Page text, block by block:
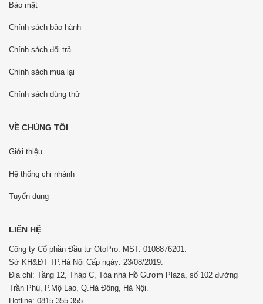
Bảo mật
Chính sách bảo hành
Chính sách đổi trả
Chính sách mua lại
Chính sách dùng thử
VỀ CHÚNG TÔI
Giới thiệu
Hệ thống chi nhánh
Tuyển dụng
LIÊN HỆ
Công ty Cổ phần Đầu tư OtoPro. MST: 0108876201.
Sở KH&ĐT TP.Hà Nội Cấp ngày: 23/08/2019.
Địa chỉ: Tầng 12, Tháp C, Tòa nhà Hồ Gươm Plaza, số 102 đường
Trần Phú, P.Mộ Lao, Q.Hà Đông, Hà Nội.
Hotline: 0815 355 355